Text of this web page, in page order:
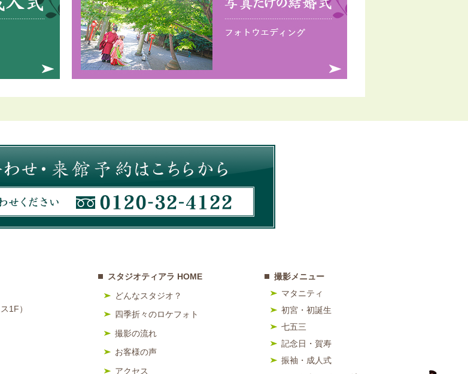
スタジオティアラ HOME
どんなスタジオ？
四季折々のロケフォト
撮影の流れ
お客様の声
アクセス
撮影メニュー
マタニティ
初宮・初誕生
七五三
記念日・賀寿
振袖・成人式
1F）